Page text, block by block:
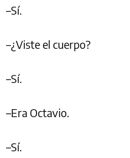
–Sí.
–¿Viste el cuerpo?
–Sí.
–Era Octavio.
–Sí.